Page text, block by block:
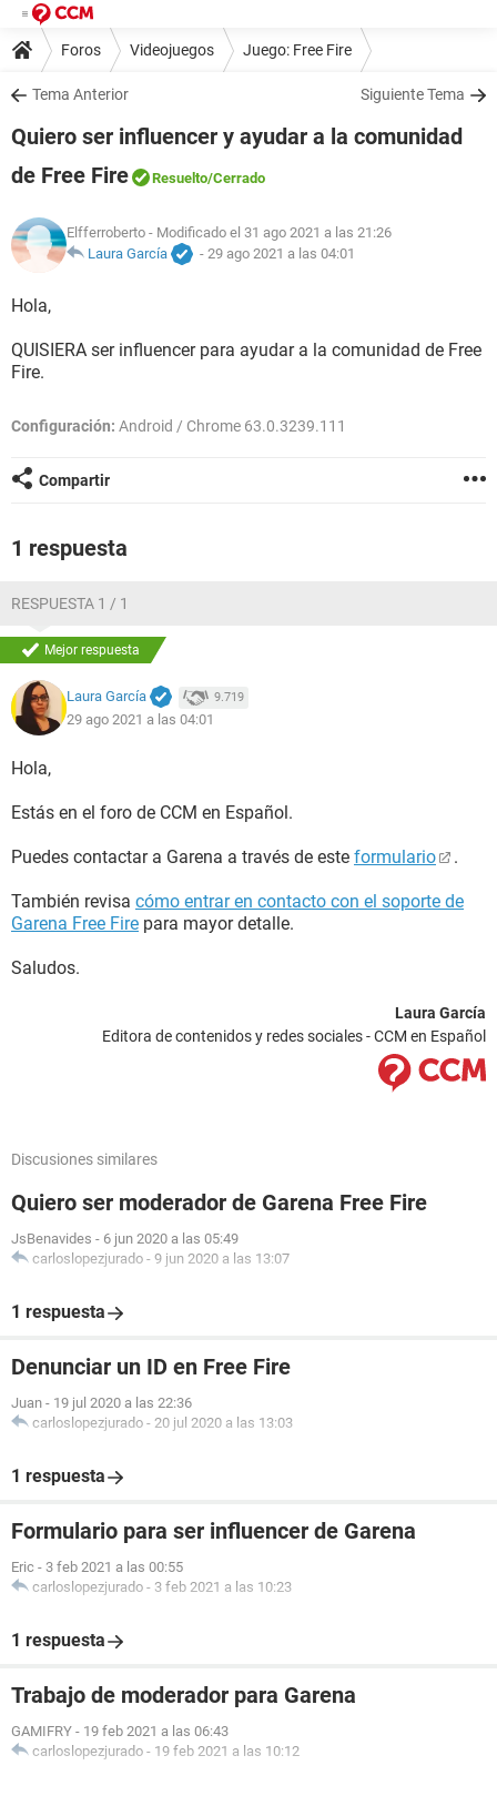
Foros Videojuegos Juego: Free Fire
Tema Anterior Siguiente Tema
Quiero ser influencer y ayudar a la comunidad
de Free Fire
Resuelto/Cerrado
Elfferroberto - Modificado el 31 ago 2021 a las 21:26
Laura García
- 29 ago 2021 a las 04:01
Hola,
QUISIERA ser influencer para ayudar a la comunidad de Free
Fire.
Configuración: Android / Chrome 63.0.3239.111
Compartir
1 respuesta
RESPUESTA 1 / 1
Mejor respuesta
Laura García 9.719
29 ago 2021 a las 04:01
Hola,
Estás en el foro de CCM en Español.
Puedes contactar a Garena a través de este formulario .
También revisa cómo entrar en contacto con el soporte de
Garena Free Fire para mayor detalle.
Saludos.
Laura García
Editora de contenidos y redes sociales - CCM en Español
Discusiones similares
Quiero ser moderador de Garena Free Fire
JsBenavides - 6 jun 2020 a las 05:49
carloslopezjurado - 9 jun 2020 a las 13:07
1 respuesta
Denunciar un ID en Free Fire
Juan - 19 jul 2020 a las 22:36
carloslopezjurado - 20 jul 2020 a las 13:03
1 respuesta
Formulario para ser influencer de Garena
Eric - 3 feb 2021 a las 00:55
carloslopezjurado - 3 feb 2021 a las 10:23
1 respuesta
Trabajo de moderador para Garena
GAMIFRY - 19 feb 2021 a las 06:43
carloslopezjurado - 19 feb 2021 a las 10:12